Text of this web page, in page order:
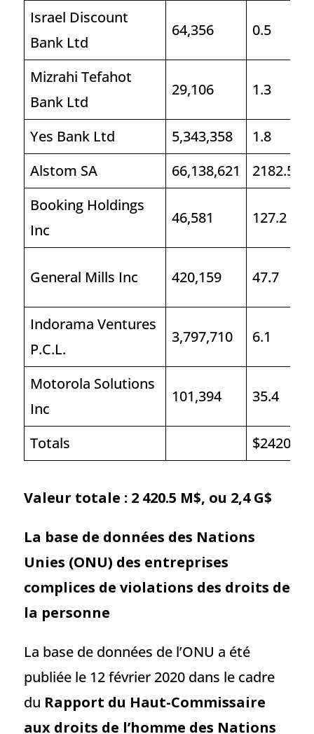
Israel Discount
Bank Ltd
64,356 0.5
Mizrahi Tefahot
Bank Ltd
29,106 1.3
Yes Bank Ltd 5,343,358
1.8
Alstom SA
66,138,621
2182.5
Booking Holdings
Inc
46,581 127.2
General Mills Inc 420,159 47.7
Indorama Ventures
P.C.L.
3,797,710 6.1
Motorola Solutions
Inc
101,394 35.4
Totals $2420.5
Valeur totale : 2 420.5 M$, ou 2,4 G$
La base de données des Nations
Unies (ONU) des entreprises
complices de violations des droits de
la personne
La base de données de l’ONU a été
publiée le 12 février 2020 dans le cadre
du Rapport du Haut-Commissaire
aux droits de l’homme des Nations